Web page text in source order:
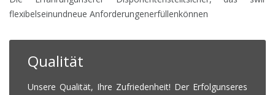
flexibelseinundneue Anforderungenerfüllenkönnen
Qualität
Unsere Qualität, Ihre Zufriedenheit! Der Erfolgunseres